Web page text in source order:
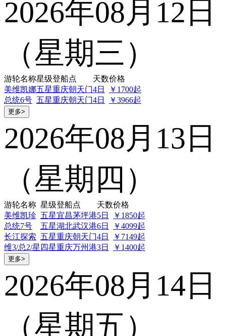
2026年08月12日
（星期三）
游轮名称星级登船点 天数价格
美维凯娜五星重庆朝天门4日
￥1700起
总统6号 五星重庆朝天门4日 ￥3966起
更多>
2026年08月13日
（星期四）
游轮名称 星级登船点 天数价格
美维凯珍 五星宜昌茅坪港5日
￥1850起
总统7号
五星湖北武汉港6日
￥4099起
长江探索 五星重庆朝天门4日
￥7149起
维3/总2/星 四星重庆万州港3日 ￥1400起
更多>
2026年08月14日
（星期五）